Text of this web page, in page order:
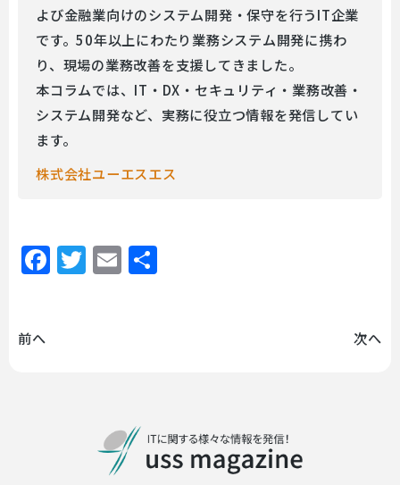
よび金融業向けのシステム開発・保守を行うIT企業
です。50年以上にわたり業務システム開発に携わ
り、現場の業務改善を支援してきました。
本コラムでは、IT・DX・セキュリティ・業務改善・
システム開発など、実務に役立つ情報を発信してい
ます。
株式会社ユーエスエス
Facebook
Twitter
Email
前へ 次へ